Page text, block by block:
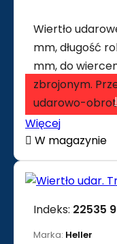
Wiertło
mm, długość
mm, do
zbrojonym.
udarowo-
Więcej
 W magazynie
Indeks: 22535 9
Marka: Heller